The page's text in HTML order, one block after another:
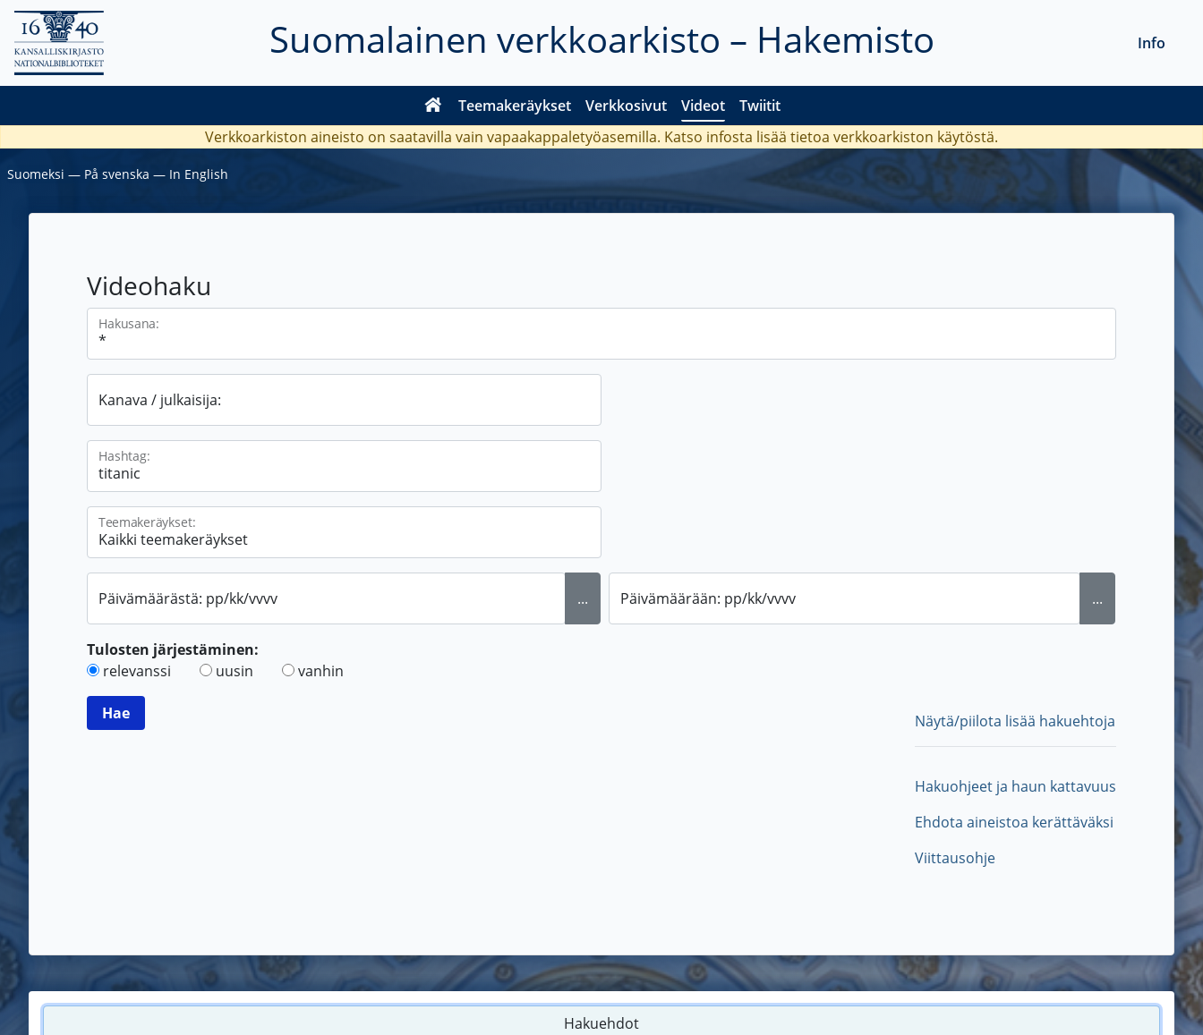
Suomalainen verkkoarkisto – Hakemisto
Teemakeräykset Verkkosivut Videot Twiitit
Info
Verkkoarkiston aineisto on saatavilla vain vapaakappaletyöasemilla. Katso infosta lisää tietoa verkkoarkiston käytöstä.
Suomeksi ― På svenska ― In English
Videohaku
Hakusana:
Kanava / julkaisija:
Hashtag:
Teemakeräykset:
Päivämäärästä: pp/kk/vvvv ... Päivämäärään: pp/kk/vvvv ...
Tulosten järjestäminen:
relevanssi
uusin vanhin
Näytä/piilota lisää hakuehtoja
Hakuohjeet ja haun kattavuus
Ehdota aineistoa kerättäväksi
Viittausohje
Hakuehdot